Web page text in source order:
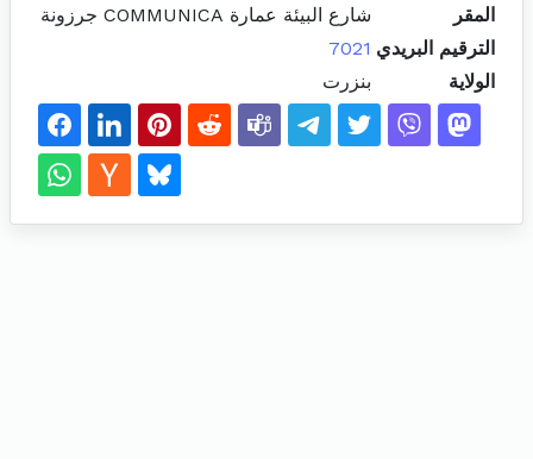
المقر
شارع البيئة عمارة COMMUNICA جرزونة
الترقيم البريدي 7021
الولاية
بنزرت